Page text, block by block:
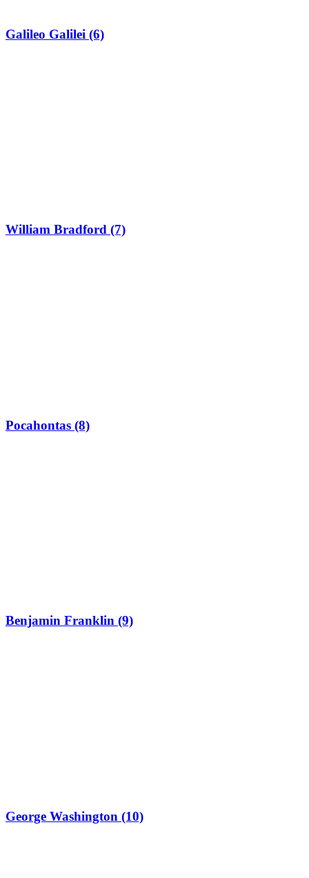
Galileo Galilei (6)
William Bradford (7)
Pocahontas (8)
Benjamin Franklin (9)
George Washington (10)